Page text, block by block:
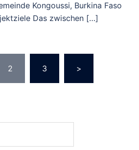
Kongoussi, Burkina Faso
Das zwischen […]
2 3 >